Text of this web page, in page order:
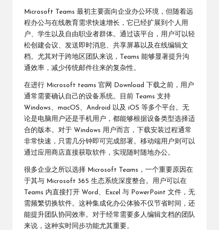
Microsoft Teams 最初主要面向企业办公环境，但随着远
程办公与在线教育需求快速增长，它已经扩展到个人用
户、学生以及自由职业者群体。通过该平台，用户可以轻
松创建会议、发送即时消息、共享屏幕以及在线编辑文
档。尤其对于跨地区团队来说，Teams 能够显著提升沟
通效率，减少传统邮件往来的复杂性。
在进行 Microsoft teams 官网
Download 下载之前，用户
通常需要确认自己的设备系统。目前 Teams 支持
Windows、macOS、Android 以及 iOS 等多个平台。无
论是电脑用户还是手机用户，都能够根据设备类型选择适
合的版本。对于 Windows 用户而言，下载安装过程通常
非常快速，只需几分钟即可完成部署。移动端用户则可以
通过应用商店直接获取软件，实现随时随地办公。
很多企业之所以选择 Microsoft Teams，一个重要原因在
于其与 Microsoft 365 生态系统深度整合。用户可以在
Teams 内直接打开 Word、Excel 与 PowerPoint 文件，无
需频繁切换软件。这种集成化办公体验不仅节省时间，还
能提升团队协同效率。对于经常需要多人编辑文档的团队
来说，这种实时同步功能尤其重要。